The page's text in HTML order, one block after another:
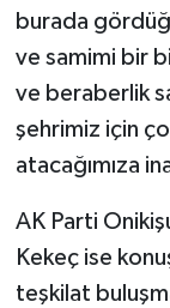
burada
ve samimi bir
ve beraberlik
şehrimiz için
atacağımıza
AK Parti
Kekeç ise
teşkilat